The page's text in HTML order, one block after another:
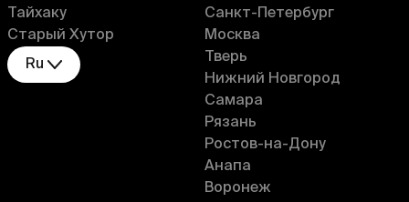
Тайхаку
Старый Хутор
Ru
Санкт-Петербург
Москва
Тверь
Нижний Новгород
Самара
Рязань
Ростов-на-Дону
Анапа
Воронеж